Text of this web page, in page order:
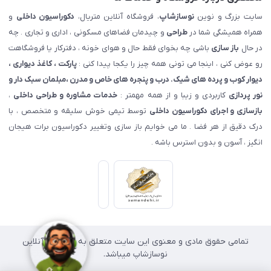
سایت بزرگ و نویننوسازشاپ، فروشگاه آنلاین متریال، دکوراسیون داخلی و
همراه همیشگی شما درطراحی و چیدمان فضاهای مسکونی ، اداری و تجاری . چه
در حال باز سازی باشی چه بخوای فقط حال و هوای خونه ، دفترکار یا فروشگاهت
رو عوض کنی ، اینجا می تونی همه چیز را یکجا پیدا کنی :پارکت ، کاغذ دیواری ،
دیوار کوب و پرده های شیک. درب و پنجره های خاص و مدرن ،مبلمان سبک دار و
نور پردازی کاربردی و زیبا و از همه مهمتر : خدمات مشاوره و طراحی داخلی ،
بازسازی و اجرای دکوراسیون داخلی توسط تیمی خوش سلیقه و متخصص ، با
درک دقیق از هر فضا . ما می خوایم باز سازی وتغییر دکوراسیون برات هیجان
انگیز ، آسون و بدون استرس باشه .
تمامی حقوق مادی و معنوی این سایت متعلق به فروشگاه آنلاین
نوسازشاپ میباشد.